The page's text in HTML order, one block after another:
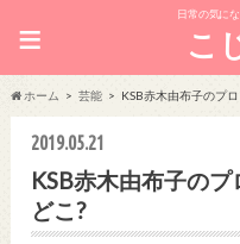
日常の気に
こ
≡
ホーム 芸能 KSB赤木由布子のプ
2019.05.21
KSB赤木由布子の
どこ?